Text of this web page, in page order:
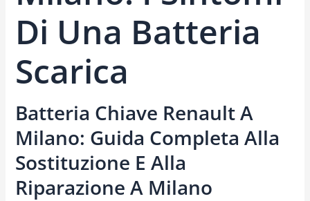
Di Una Batteria
Scarica
Batteria Chiave Renault A
Milano: Guida Completa Alla
Sostituzione E Alla
Riparazione A Milano